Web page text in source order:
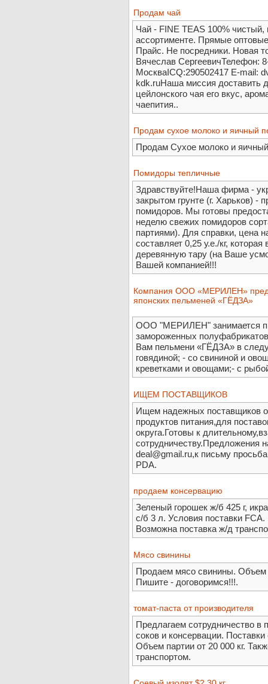
Продам чай
Чай - FINE TEAS 100%
ассортименте. Прямые
Прайс. Не посредники. Новая
Вячеслав СергеевичТелефон:
МоскваICQ:290502417 E-mail:
kdk.ruНаша миссия доставить
цейлонского чая его вкус,
чаепития..
Продам сухое молоко и яичный
Продам Сухое молоко и
Помидоры тепличные
Здравствуйте!Наша фирма -
закрытом грунте (г. Харьков) -
помидоров. Мы готовы
неделю свежих помидоров
партиями). Для справки, цена
составляет 0,25 у.е./кг,
деревянную тару (на Ваше
Вашей компанией!!!
Компания ООО «МЕРИЛЕН»
японских пельменей «ГЁДЗА»
ООО "МЕРИЛЕН" занимается
замороженных
Вам пельмени «ГЁДЗА» в
говядиной; - со свининой и
креветками и овощами;- с
ИЩЕМ ПОСТАВЩИКОВ
Ищем надежных поставщиков
продуктов питания,для
округа.Готовы к
сотрудничеству.Предложения
deal@gmail.ru,к письму
PDA.
продаем консервацию
Зеленый горошек ж/б 425 г,
с/б 3 л. Условия поставки
Возможна поставка ж/д
Мясо свинины
Продаем мясо свинины. Объем
Пишите - договоримся!!!.
томат-паста от производителя
Предлагаем сотрудничество в
соков и консервации.
Объем партии от 20 000 кг.
транспортом.